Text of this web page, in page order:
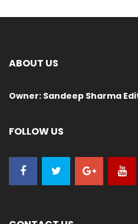
ABOUT US
Owner: Sandeep Sharma
FOLLOW US